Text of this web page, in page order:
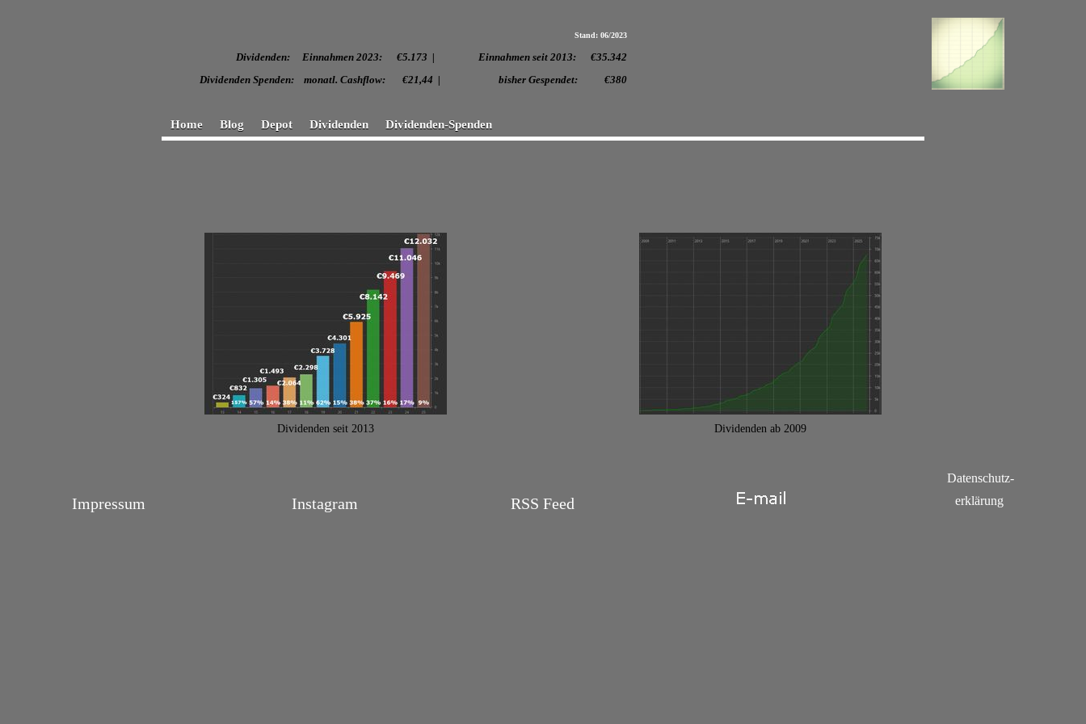
Stand: 06/2023
Dividenden: Einnahmen 2023: €5.173 | Einnahmen seit 2013: €35.342
Dividenden Spenden: monatl. Cashflow: €21,44 | bisher Gespendet: €380
Home Blog Depot Dividenden Dividenden-Spenden
Dividenden seit 2013 Dividenden ab 2009
Impressum Instagram RSS Feed
Datenschutz-
erklärung